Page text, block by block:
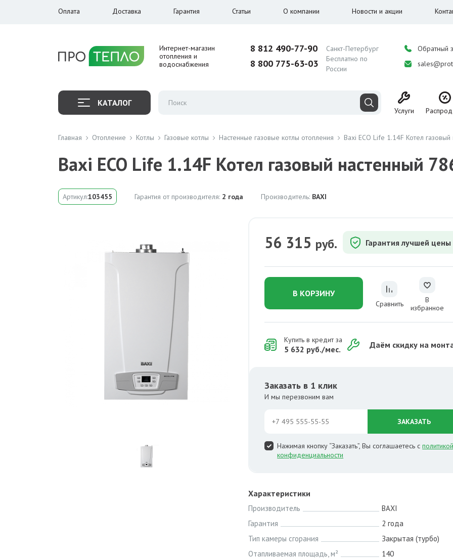
Оплата Доставка Гарантия Статьи О компании Новости и акции
Интернет-магазин
отопления и
водоснабжения
8 812 490-77-90 Санкт-Петербург
8 800 775-63-03
Бесплатно по
России
Обратный
КАТАЛОГ
Услуги
Главная Отопление Котлы Газовые котлы Настенные газовые котлы отопления Baxi ECO Life 1.14F Котел
Baxi ECO Life 1.14F Котел газовый настенный
Артикул:103455 Гарантия от производителя: 2 года Производитель: BAXI
56 315 руб. Гарантия лучшей цены
В КОРЗИНУ
Сравнить
В
избранное
Купить в кредит за
5 632 руб./мес. Даём скидку на
Заказать в 1 клик
И мы перезвоним вам
ЗАКАЗАТЬ
Нажимая кнопку “Заказать”, Вы соглашаетесь с
конфиденциальности
Характеристики
Производитель
BAXI
Гарантия
2 года
Тип камеры сгорания
Закрытая (турбо)
Отапливаемая площадь, м²
140